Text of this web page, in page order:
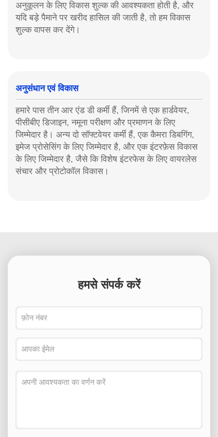
अनुकूलन के लिए विकास शुल्क की आवश्यकता होती है, और
यदि बड़े पैमाने पर खरीद हासिल की जाती है, तो हम विकास
शुल्क वापस कर देंगे।
अनुसंधान एवं विकास
हमारे पास तीन आर एंड डी कर्मी हैं, जिनमें से एक हार्डवेयर,
पीसीबीए डिजाइन, नमूना परीक्षण और प्रमाणन के लिए
जिम्मेदार है। अन्य दो सॉफ्टवेयर कर्मी हैं, एक कैमरा डिबगिंग,
इमेज प्रोसेसिंग के लिए जिम्मेदार है, और एक इंटरफ़ेस विकास
के लिए जिम्मेदार है, जैसे कि विशेष इंटरफेस के लिए वायरलेस
संचार और प्रोटोकॉल विकास।
हमसे संपर्क करें